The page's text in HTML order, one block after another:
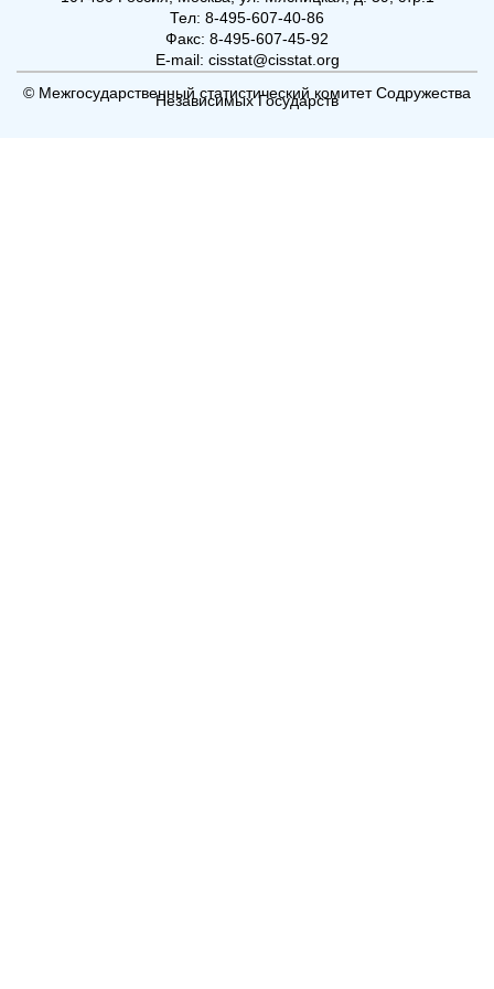
Тел: 8-495-607-40-86
Факс: 8-495-607-45-92
E-mail: cisstat@cisstat.org
© Межгосударственный статистический комитет Содружества
Независимых Государств